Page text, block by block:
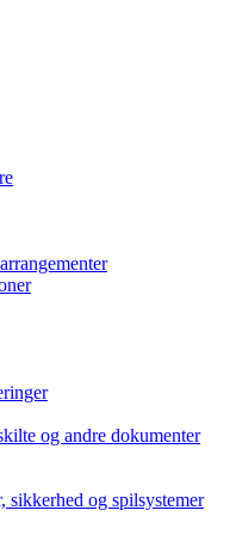
og andre dokumenter
sikkerhed og spilsystemer